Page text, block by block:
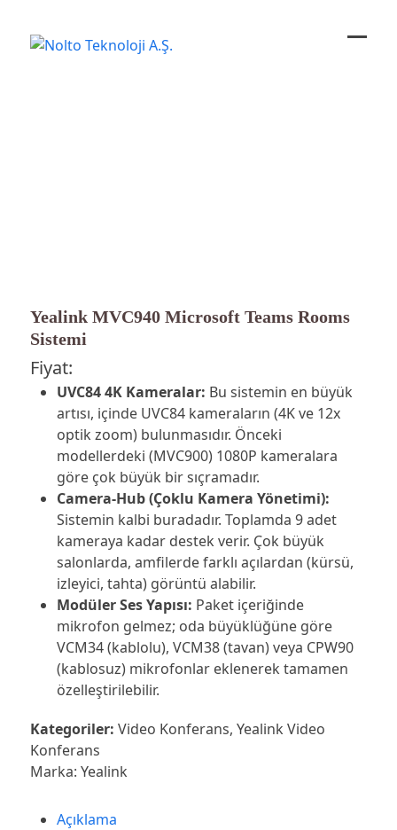
Yealink MVC940 Microsoft Teams Rooms
Sistemi
Fiyat:
UVC84 4K Kameralar: Bu sistemin en büyük
artısı, içinde UVC84 kameraların (4K ve 12x
optik zoom) bulunmasıdır. Önceki
modellerdeki (MVC900) 1080P kameralara
göre çok büyük bir sıçramadır.
Camera-Hub (Çoklu Kamera Yönetimi):
Sistemin kalbi buradadır. Toplamda 9 adet
kameraya kadar destek verir. Çok büyük
salonlarda, amfilerde farklı açılardan (kürsü,
izleyici, tahta) görüntü alabilir.
Modüler Ses Yapısı: Paket içeriğinde
mikrofon gelmez; oda büyüklüğüne göre
VCM34 (kablolu), VCM38 (tavan) veya CPW90
(kablosuz) mikrofonlar eklenerek tamamen
özelleştirilebilir.
Kategoriler: Video Konferans, Yealink Video
Konferans
Marka: Yealink
Açıklama